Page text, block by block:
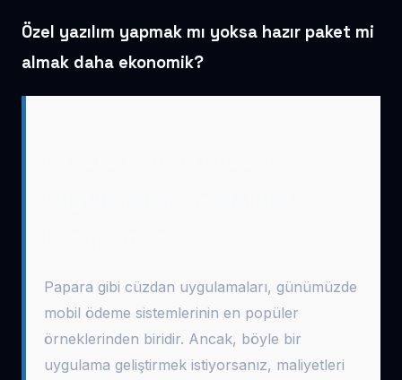
Özel yazılım yapmak mı yoksa hazır paket mi
almak daha ekonomik?
Papara gibi cüzdan uygulamaları, günümüzde
mobil ödeme sistemlerinin en popüler
örneklerinden biridir. Ancak, böyle bir
uygulama geliştirmek istiyorsanız, maliyetleri